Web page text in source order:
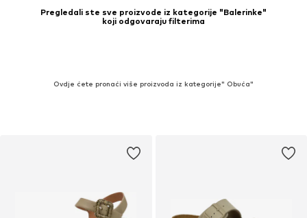
Pregledali ste sve proizvode iz kategorije "Balerinke"
koji odgovaraju filterima
Ovdje ćete pronaći više proizvoda iz kategorije" Obuća"